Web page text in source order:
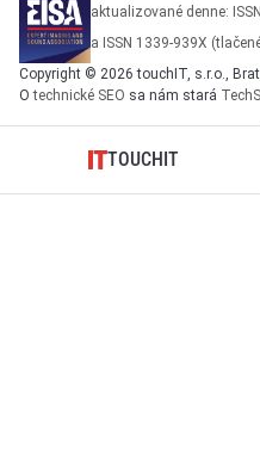
aktualizované denne:
a ISSN 1339-939X
Copyright © 2026 touchIT, s.r.o.,
Otechnické SEO sa nám stará
TOUCHIT